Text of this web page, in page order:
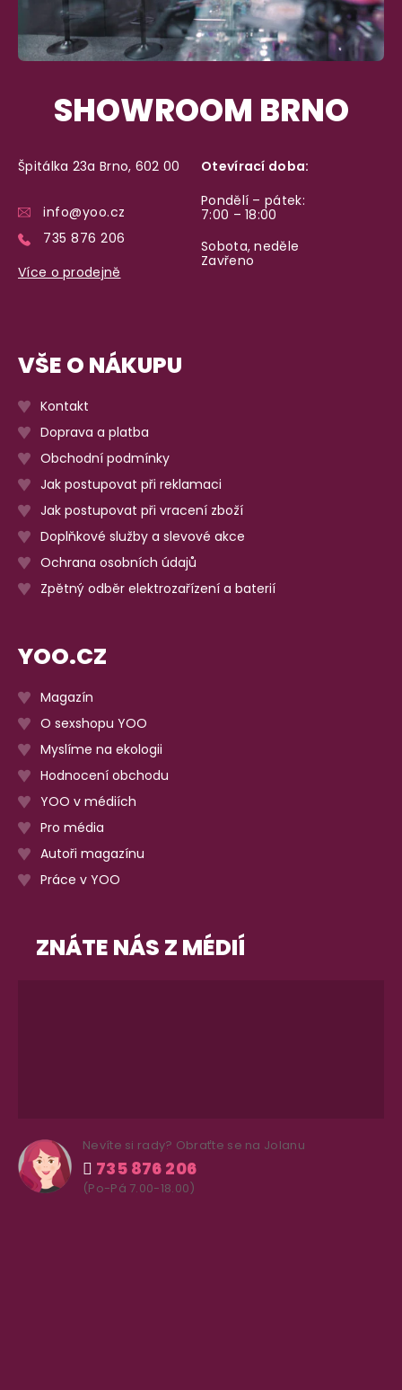
SHOWROOM BRNO
Špitálka 23a Brno, 602 00
info@yoo.cz
735 876 206
Více o prodejně
Otevírací doba:
Pondělí – pátek:
7:00 – 18:00
Sobota, neděle
Zavřeno
VŠE O NÁKUPU
Kontakt
Doprava a platba
Obchodní podmínky
Jak postupovat při reklamaci
Jak postupovat při vracení zboží
Doplňkové služby a slevové akce
Ochrana osobních údajů
Zpětný odběr elektrozařízení a baterií
YOO.CZ
Magazín
O sexshopu YOO
Myslíme na ekologii
Hodnocení obchodu
YOO v médiích
Pro média
Autoři magazínu
Práce v YOO
ZNÁTE NÁS Z MÉDIÍ
Nevíte si rady? Obraťte se na Jolanu
735 876 206
(Po-Pá 7.00-18.00)